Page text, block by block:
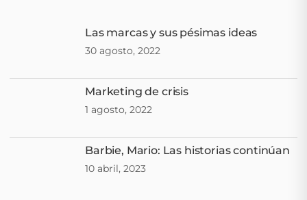
Las marcas y sus pésimas ideas
30 agosto, 2022
Marketing de crisis
1 agosto, 2022
Barbie, Mario: Las historias continúan
10 abril, 2023